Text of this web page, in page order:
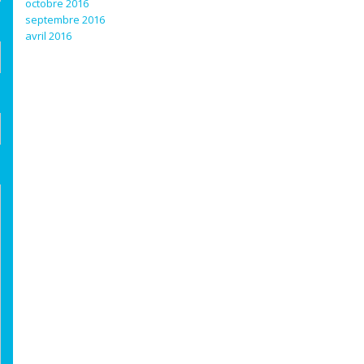
octobre 2016
septembre 2016
avril 2016